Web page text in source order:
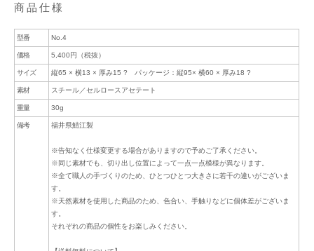
商品仕様
型番 No.4
価格 5,400円（税抜）
サイズ 縦65 × 横13 × 厚み15 ? パッケージ：縦95× 横60 × 厚み18 ?
素材 スチール／セルロースアセテート
重量 30g
備考 福井県鯖江製
※告知なく仕様変更する場合がありますので予めご了承ください。
※同じ素材でも、切り出し位置によって一点一点模様が異なります。
※全て職人の手づくりのため、ひとつひとつ大きさに若干の違いがございま
す。
※天然素材を使用した商品のため、色合い、手触りなどに個体差がございま
す。
それぞれの商品の個性をお楽しみください。